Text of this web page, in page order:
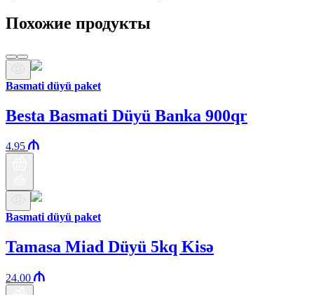
Похожие продукты
Basmati düyü paket
Besta Basmati Düyü Banka 900qr
4.95
Basmati düyü paket
Tamasa Miad Düyü 5kq Kisə
24.00